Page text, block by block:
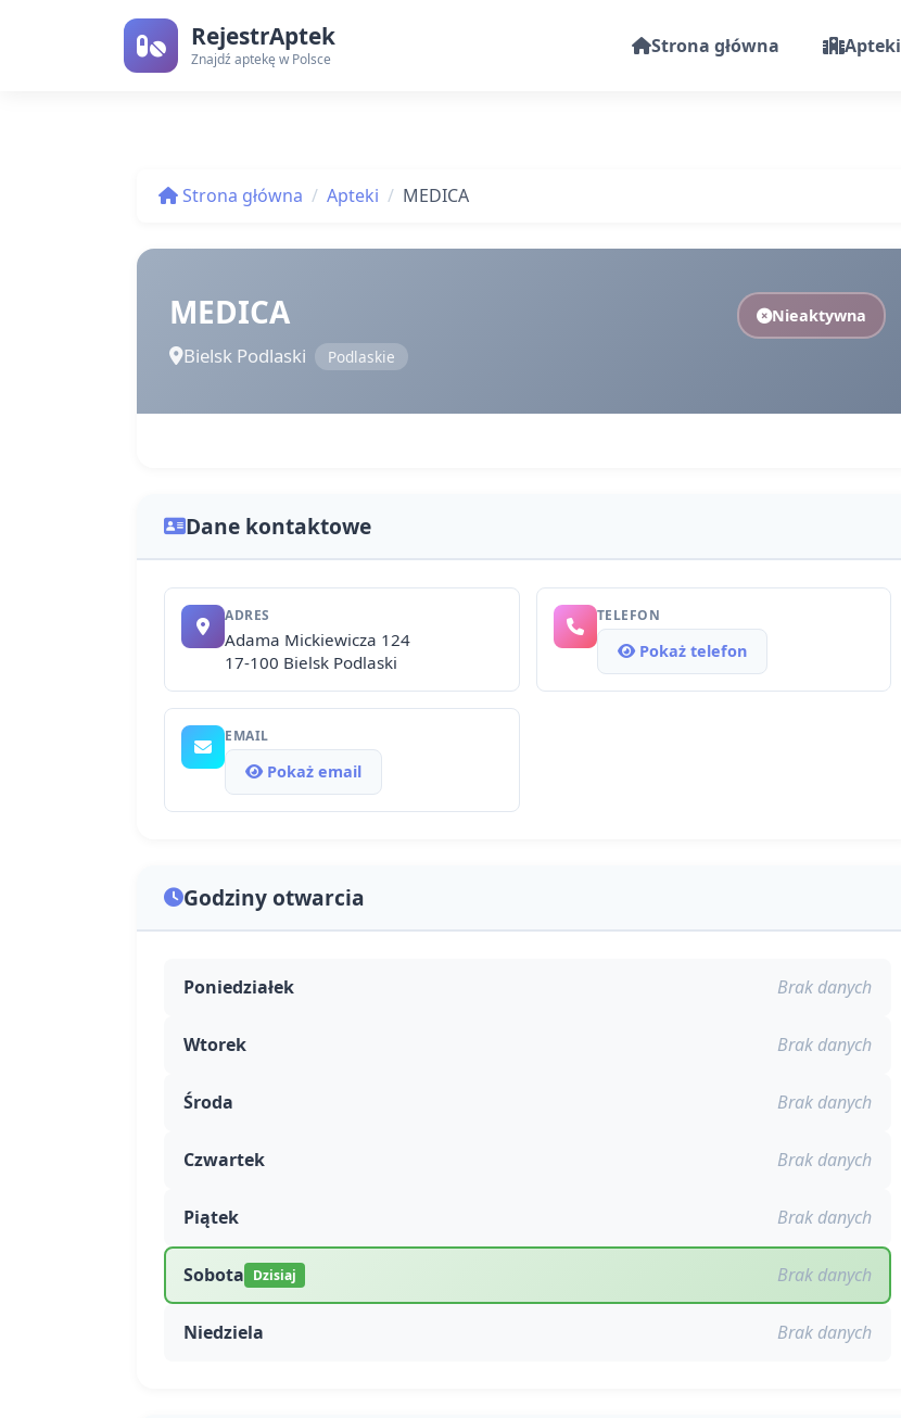
RejestrAptek
Znajdź aptekę w Polsce
Strona główna Apteki
Strona główna Apteki MEDICA
MEDICA
Bielsk Podlaski Podlaskie
Nieaktywna
Dane kontaktowe
ADRES
Adama Mickiewicza 124
17-100 Bielsk Podlaski
TELEFON
Pokaż telefon
EMAIL
Pokaż email
Godziny otwarcia
Poniedziałek Brak danych
Wtorek Brak danych
Środa Brak danych
Czwartek Brak danych
Piątek Brak danych
Sobota Dzisiaj Brak danych
Niedziela Brak danych